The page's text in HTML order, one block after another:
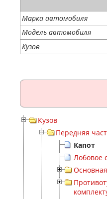
Марка автомобиля
Модель автомобиля
Кузов
Кузов
Передняя
Капот
Лобовое